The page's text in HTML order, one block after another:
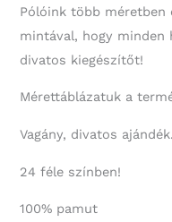
Pólóink több méretben
mintával, hogy minden
divatos kiegészítőt!
Mérettáblázatuk a
Vagány, divatos ajándék.
24 féle színben!
100% pamut